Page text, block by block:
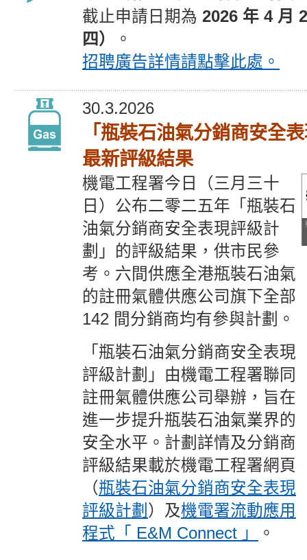
截止申請 日期為 2026 年 4 月
四）
。
招聘廣告詳情請點擊此處。
30.3.2026
「瓶裝石油氣分銷商安全
最新評級結果
機電工程署今日（三月三十
日）公布二零二五年「瓶裝石
油氣分銷商安全表現評級計
劃」的評級結果，供市民參
考。六間供應全港瓶裝石油氣
的註冊氣體供應公司旗下全部
142 間分銷商均有參與計劃。
「瓶裝石油氣分銷商安全表現
評級計劃」由機電工程署聯同
註冊氣體供應公司舉辦，旨在
進一步提升瓶裝石油氣業界的
安全水平。計劃詳情及分銷商
評級結果載於機電工程署網頁
（瓶裝石油氣分銷商安全表現
評級計劃 ）及機電署流動應用
程式「 E&M Connect 」
。